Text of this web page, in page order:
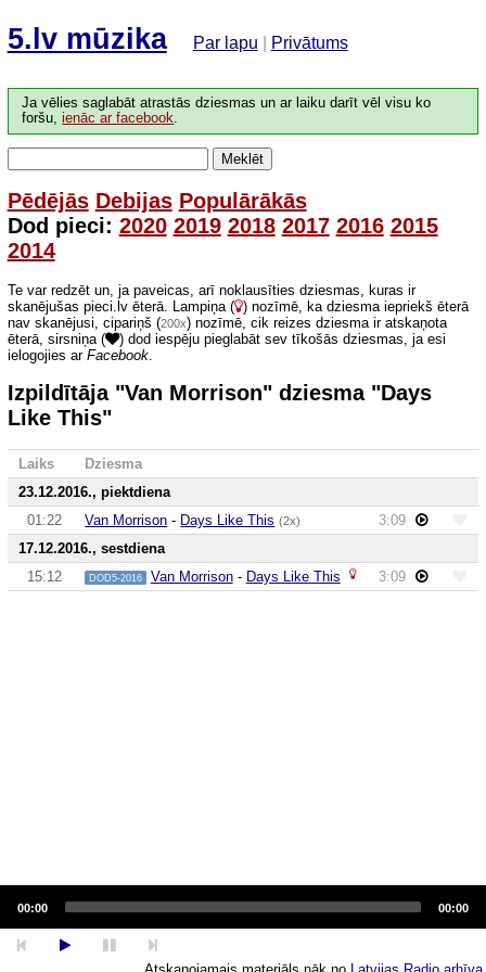
5.lv mūzika Par lapu Privātums
Ja vēlies saglabāt atrastās dziesmas un ar laiku darīt vēl visu ko
foršu,ienāc ar facebook.
Meklēt
Pēdējās Debijas Populārākās
Dod pieci: 2020 2019 2018 2017 2016 2015
2014
Te var redzēt un, ja paveicas, arī noklausīties dziesmas, kuras ir
skanējušas pieci.lv ēterā. Lampiņa ( ) nozīmē, ka dziesma iepriekš ēterā
nav skanējusi, cipariņš (200x) nozīmē, cik reizes dziesma ir atskaņota
ēterā, sirsniņa (
) dod iespēju pieglabāt sev tīkošās dziesmas, ja esi
ielogojies ar Facebook.
Izpildītāja "Van Morrison" dziesma "Days
Like This"
Laiks
Dziesma
23.12.2016., piektdiena
01:22
Van Morrison - Days Like This (2x)
3:09
17.12.2016., sestdiena
15:12
DOD5-2016 Van Morrison- Days Like This 3:09
Player
00:00 00:00